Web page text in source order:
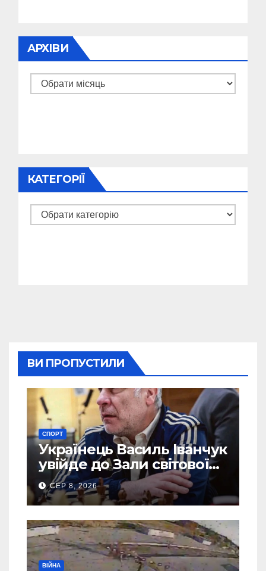
АРХІВИ
Архіви
КАТЕГОРІЇ
Категорії
ВИ ПРОПУСТИЛИ
СПОРТ
Українець Василь Іванчук
увійде до Зали світової
шахової слави
СЕР 8, 2026
ВІЙНА